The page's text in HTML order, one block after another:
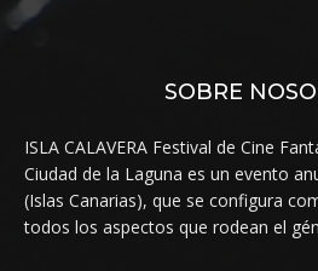
SOBRE
ISLA CALAVERA Festival de Cine
Ciudad de la Laguna es un evento
(Islas Canarias), que se configura
todos los aspectos que rodean el